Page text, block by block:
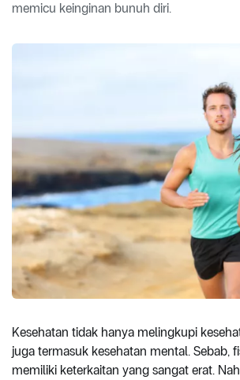
memicu keinginan bunuh diri.
Kesehatan tidak hanya melingkupi
juga termasuk kesehatan mental. Sebab,
memiliki keterkaitan yang sangat erat.